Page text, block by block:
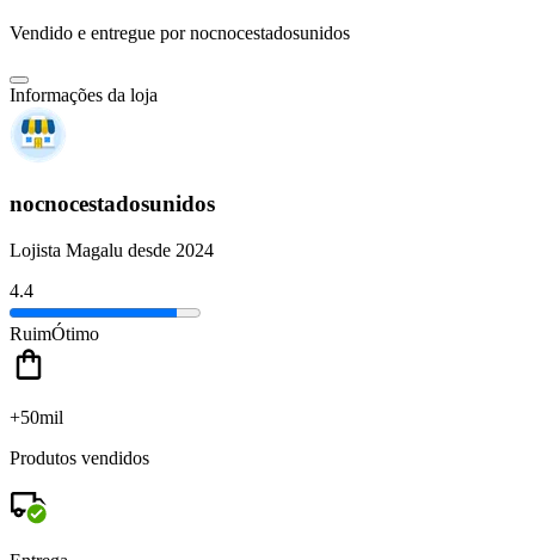
Vendido e entregue por nocnocestadosunidos
Informações da loja
nocnocestadosunidos
Lojista Magalu desde 2024
4.4
RuimÓtimo
+50mil
Produtos vendidos